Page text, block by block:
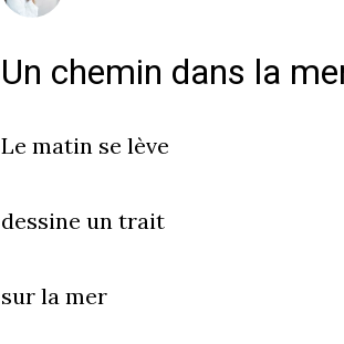
Un chemin dans la
Le matin se lève
dessine un trait
sur la mer